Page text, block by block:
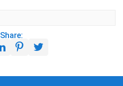
Share: